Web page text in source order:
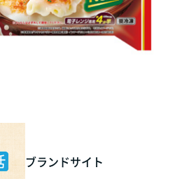
ブランドサイト